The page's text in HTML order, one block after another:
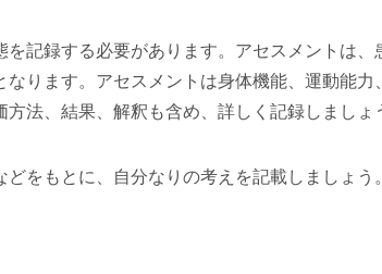
記録する必要があります。アセスメントは、
ります。アセスメントは身体機能、運動能力
法、結果、解釈も含め、詳しく記録しましょ
をもとに、自分なりの考えを記載しましょう